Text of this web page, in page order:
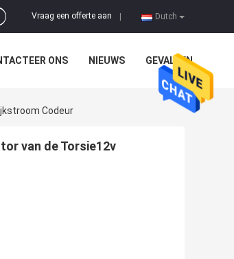
Dutch
Vraag een offerte aan
ONS NIEUWS GEVALLEN
Codeur
van de Torsie12v